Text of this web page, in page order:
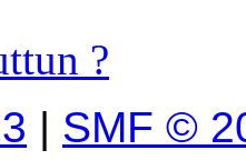
?
| SMF ©